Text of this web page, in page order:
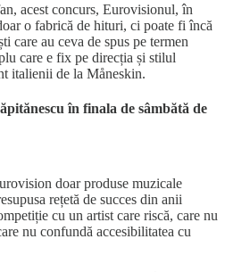
acest concurs, Eurovisionul, în
o fabrică de hituri, ci poate fi încă
care au ceva de spus pe termen
care e fix pe direcția și stilul
italienii de la Måneskin.
în finala de sâmbătă de
doar produse muzicale
rețetă de succes din anii
cu un artist care riscă, care nu
nu confundă accesibilitatea cu